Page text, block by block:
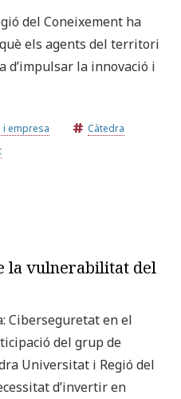
del Coneixement ha
els agents del territori
d’impulsar la innovació i
i empresa
Càtedra
la vulnerabilitat del
Ciberseguretat en el
del grup de
Universitat i Regió del
d’invertir en